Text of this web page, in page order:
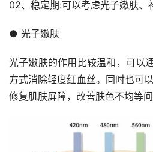
02、稳定期:可以考虑光子嫩肤、
● 光子嫩肤
光子嫩肤的作用比较温和，可以
方式消除轻度红血丝。同时也可
修复肌肤屏障，改善肤色不均等问